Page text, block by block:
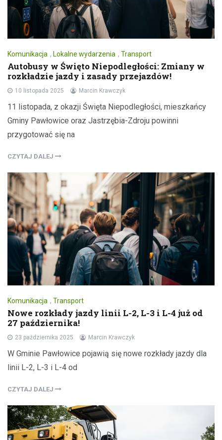
Komunikacja , Lokalne wydarzenia , Transport
Autobusy w Święto Niepodległości: Zmiany w
rozkładzie jazdy i zasady przejazdów!
10 listopada 2025 Marcin Krawczyk
11 listopada, z okazji Święta Niepodległości, mieszkańcy
Gminy Pawłowice oraz Jastrzębia-Zdroju powinni
przygotować się na
CZYTAJ DALEJ
Komunikacja , Transport
Nowe rozkłady jazdy linii L-2, L-3 i L-4 już od
27 października!
23 października 2025 Marcin Krawczyk
W Gminie Pawłowice pojawią się nowe rozkłady jazdy dla
linii L-2, L-3 i L-4 od
CZYTAJ DALEJ